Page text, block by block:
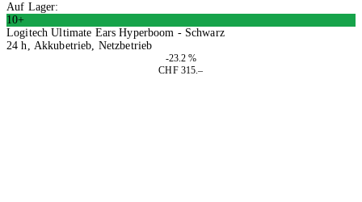
Auf Lager:
10+
Logitech Ultimate Ears Hyperboom - Schwarz
24 h, Akkubetrieb, Netzbetrieb
-23.2 %
CHF 315.–